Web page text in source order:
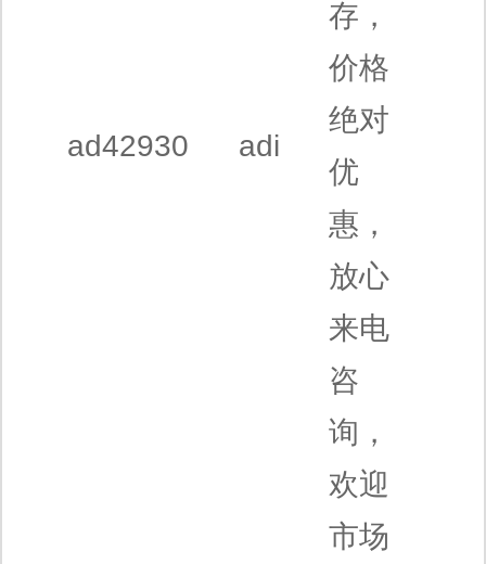
ad42930 adi
存，
价格
绝对
优
惠，
放心
来电
咨
询，
欢迎
市场